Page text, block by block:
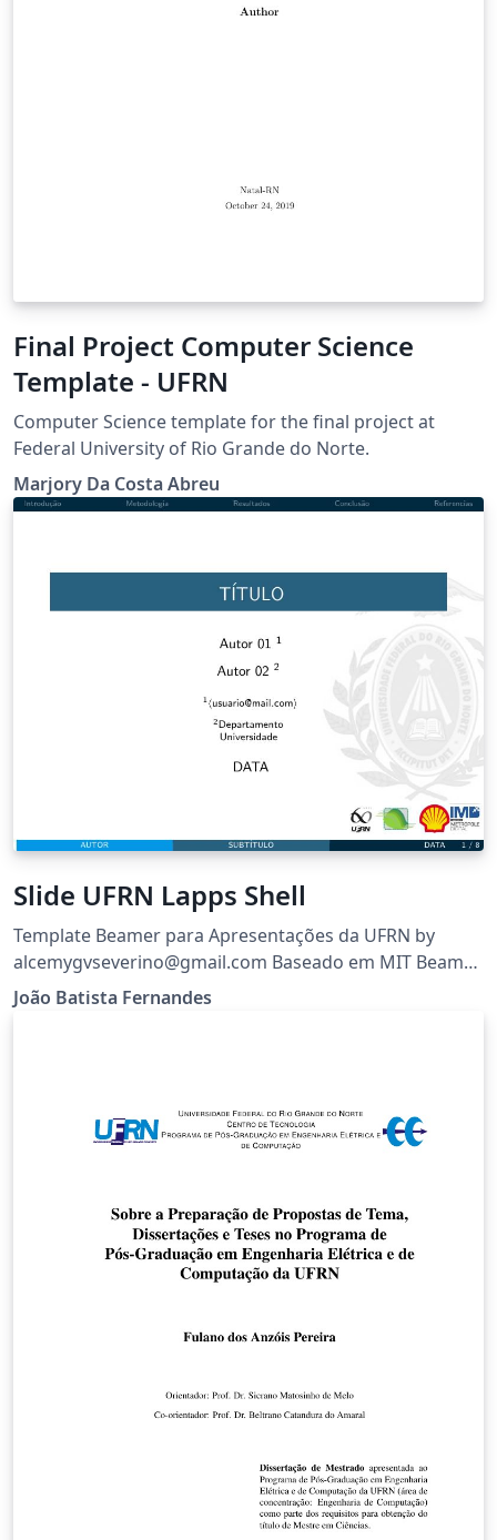
Final Project Computer Science
Template - UFRN
Computer Science template for the final project at
Federal University of Rio Grande do Norte.
Marjory Da Costa Abreu
Slide UFRN Lapps Shell
Template Beamer para Apresentações da UFRN by
alcemygvseverino@gmail.com Baseado em MIT Beamer
Template versao 1.1 Atualizado em 14/05/2016
João Batista Fernandes